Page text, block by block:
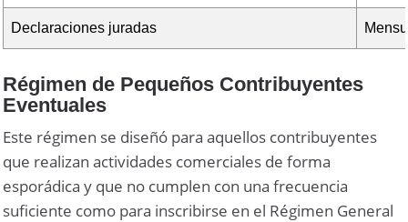
Declaraciones juradas
Régimen de Pequeños Contribuyentes
Eventuales
Este régimen se diseñó para aquellos contribuyentes
que realizan actividades comerciales de forma
esporádica y que no cumplen con una frecuencia
suficiente como para inscribirse en el Régimen General